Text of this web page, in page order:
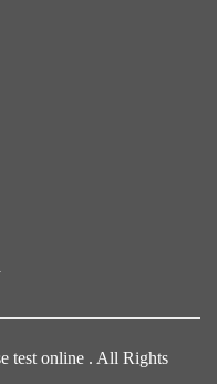
test online . All Rights